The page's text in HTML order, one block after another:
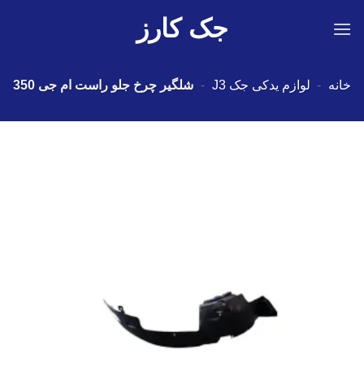
جک کارز
خانه - لوازم یدکی جک J3 - شلگیر چرخ جلو راست ام جی 350